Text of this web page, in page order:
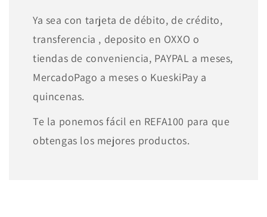
Ya sea con tarjeta de débito, de crédito,
transferencia , deposito en OXXO o
tiendas de conveniencia, PAYPAL a meses,
MercadoPago a meses o KueskiPay a
quincenas.
Te la ponemos fácil en REFA100 para que
obtengas los mejores productos.